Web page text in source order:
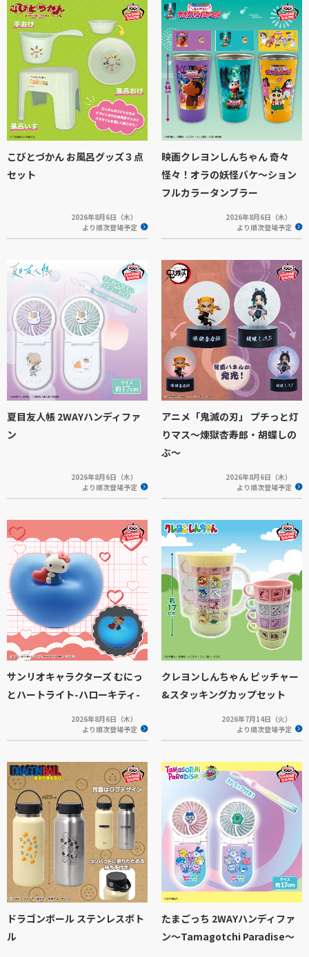
こびとづかん お風呂グッズ３点
セット
2026年8月6日（木）
より順次登場予定
映画クレヨンしんちゃん 奇々
怪々！オラの妖怪バケ～ション
フルカラータンブラー
2026年8月6日（木）
より順次登場予定
夏目友人帳 2WAYハンディファ
ン
2026年8月6日（木）
より順次登場予定
アニメ「鬼滅の刃」 プチっと灯
りマス～煉獄杏寿郎・胡蝶しの
ぶ～
2026年8月6日（木）
より順次登場予定
サンリオキャラクターズ むにっ
とハートライト-ハローキティ-
2026年8月6日（木）
より順次登場予定
クレヨンしんちゃん ピッチャー
&スタッキングカップセット
2026年7月14日（火）
より順次登場予定
ドラゴンボール ステンレスボト
ル
たまごっち 2WAYハンディファ
ン～Tamagotchi Paradise～